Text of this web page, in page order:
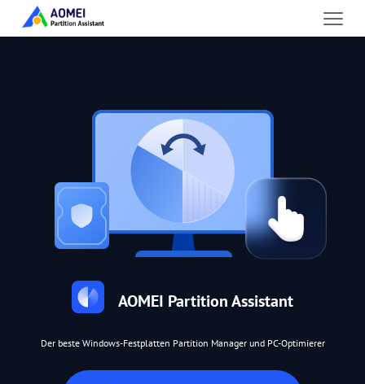
AOMEI Partition Assistant
Der beste Windows-Festplatten Partition Manager und PC-Optimierer